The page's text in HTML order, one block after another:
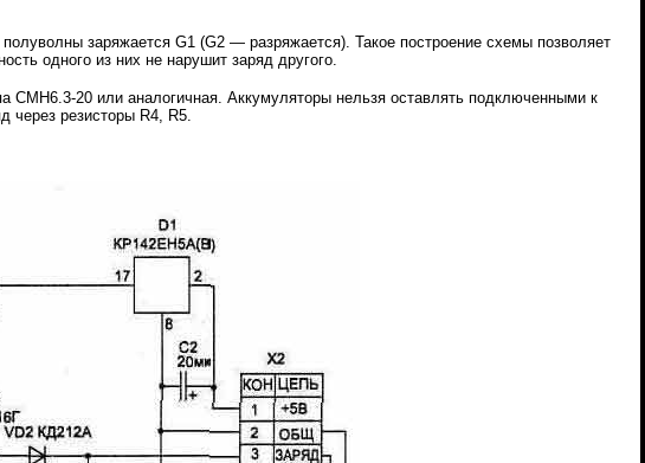
заряжается G1 (G2 — разряжается). Такое построение схемы позволяет
одного из них не нарушит заряд другого.
СМН6.3-20 или аналогичная. Аккумуляторы нельзя оставлять подключенными к
через резисторы R4, R5.